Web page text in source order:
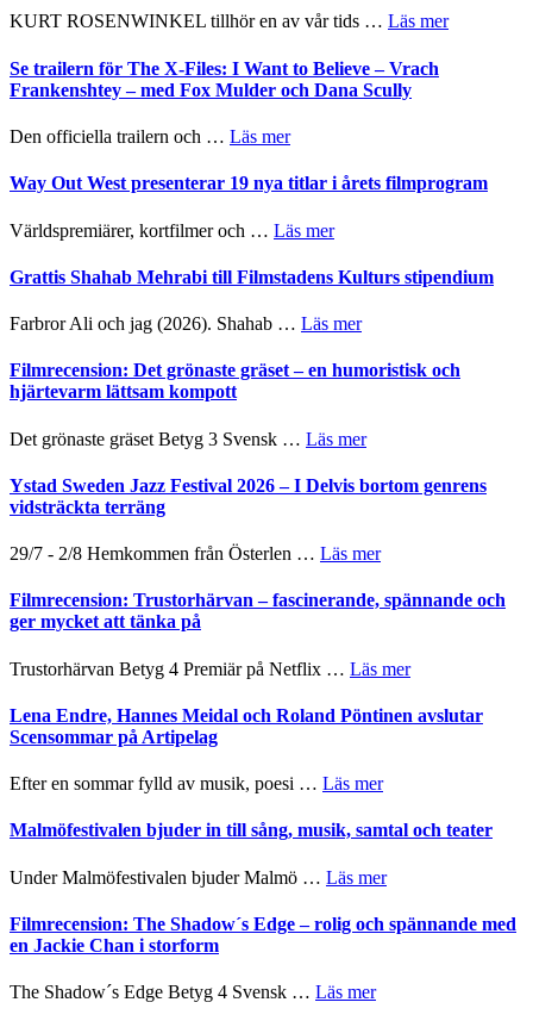
Huskvarna
Folkets
–
en
KURT ROSENWINKEL tillhör en av vår tids … Läs merom
Se trailern för The X-Files: I Want to Believe – Vrach
Frankenshtey – med Fox Mulder och Dana Scully
Den officiella trailern och … Läs merom
trailern
The
X-
I
to
–
Fox
Mulder
Dana
Scully
Way Out West presenterar 19 nya titlar i årets filmprogram
Världspremiärer, kortfilmer och … Läs merom
Out
19
titlar
filmprogram
Grattis Shahab Mehrabi till Filmstadens Kulturs stipendium
Farbror Ali och jag (2026). Shahab … Läs merom
Shahab
Kulturs
Filmrecension: Det grönaste gräset – en humoristisk och
hjärtevarm lättsam kompott
Det grönaste gräset Betyg 3 Svensk … Läs merom
Det
grönaste
en
och
kompott
Ystad Sweden Jazz Festival 2026 – I Delvis bortom genrens
vidsträckta terräng
29/7 - 2/8 Hemkommen från Österlen … Läs merom
Sweden
Jazz
–
Delvis
vidsträckta
Filmrecension: Trustorhärvan – fascinerande, spännande och
ger mycket att tänka på
Trustorhärvan Betyg 4 Premiär på Netflix … Läs merom
Trustorhärvan
mycket
Lena Endre, Hannes Meidal och Roland Pöntinen avslutar
Scensommar på Artipelag
Efter en sommar fylld av musik, poesi … Läs merom
Endre,
och
Pöntinen
Malmöfestivalen bjuder in till sång, musik, samtal och teater
Under Malmöfestivalen bjuder Malmö … Läs merom
bjuder
in
Filmrecension: The Shadow´s Edge – rolig och spännande med
en Jackie Chan i storform
The Shadow´s Edge Betyg 4 Svensk … Läs merom